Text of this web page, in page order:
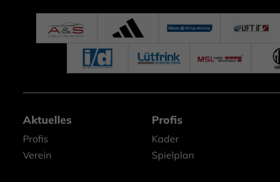
Aktuelles
Profis
Verein
Profis
Kader
Spielplan